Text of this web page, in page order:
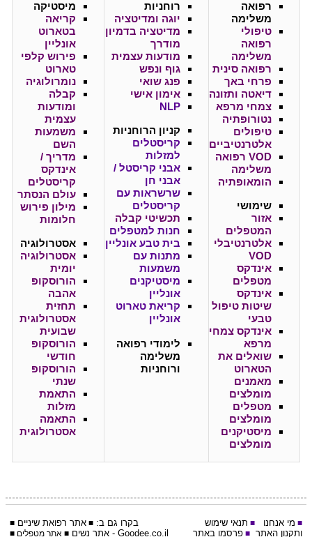
רפואה
משלימה
טיפולי
רפואה
משלימה
רפואה סינית
פרחי באך
דיאטה ותזונה
צמחי מרפא
נטורופתיה
טיפולים
אלטרנטיביים
VOD רפואה
משלימה
הומאופתיה
שימושי
אזור
המטפלים
אלטרנטיבלי
VOD
אינדקס
מטפלים
אינדקס
שיטות טיפול
טבעי
אינדקס צמחי
מרפא
שואלים את
הטארוט
מאמנים
מומלצים
מטפלים
מומלצים
מיסטיקנים
מומלצים
רוחניות
יוגה ומדיטציה
מדיטציה בדמיון
מודרך
מודעות עצמית
גוף ונפש
פנג שואי
אימון אישי
NLP
קניון הרוחניות
קריסטלים
למזלות
אבני קריסטל /
אבני חן
שרשראות עם
קריסטלים
תכשיטי קבלה
חנות למטפלים
בית טבע אונליין
מתנות עם
משמעות
מיסטיקנים
אונליין
קריאת טארוט
אונליין
לימודי רפואה
משלימה
ורוחניות
מיסטיקה
קריאה
בטארוט
אונליין
פירוש קלפי
טארוט
נומרולוגיה
קבלה
ומודעות
עצמית
משמעות
השם
מדריך /
אינדקס
קריסטלים
עולם הנסתר
מילון פירוש
חלומות
אסטרולוגיה
אסטרולוגיה
יומית
הורוסקופ
אהבה
תחזית
אסטרולוגית
שבועית
הורוסקופ
חודשי
הורוסקופ
שנתי
התאמת
מזלות
התאמה
אסטרולוגית
■ מי אנחנו ■ תנאי שימוש
ותקנון האתר ■ פרסמו באתר
בקרו גם ב: ■ אתר רפואת שיניים ■
Goodee.co.il - אתר נשים ■ אתר מטפלים ■